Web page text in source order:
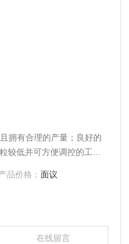
拥有合理的产量；良好的
较低并可方便调控的工作
式灵活的出料形式
品价格： 面议
在线留言